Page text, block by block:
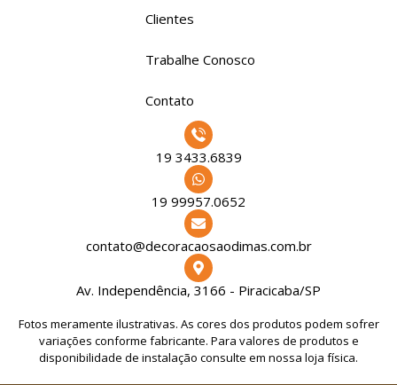
Clientes
Trabalhe Conosco
Contato
19 3433.6839
19 99957.0652
contato@decoracaosaodimas.com.br
Av. Independência, 3166 - Piracicaba/SP
Fotos meramente ilustrativas. As cores dos produtos podem sofrer
variações conforme fabricante. Para valores de produtos e
disponibilidade de instalação consulte em nossa loja física.